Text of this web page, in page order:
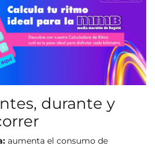
durante y
aumenta el consumo de